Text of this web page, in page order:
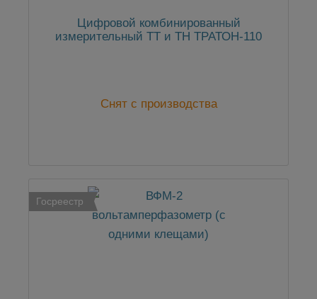
Цифровой комбинированный
измерительный ТТ и ТН ТРАТОН-110
Снят с производства
Госреестр